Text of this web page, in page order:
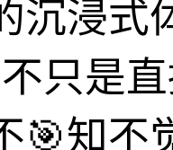
沉浸式
只是
🎯知不